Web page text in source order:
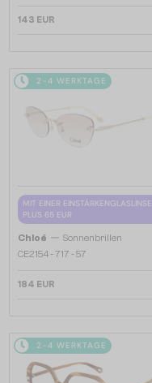
143 EUR
2-4 WERKTAGE
MIT EINER EINSTÄRKENGLASLINSE
PLUS 65 EUR
Chloé — Sonnenbrillen
CE2154 - 717 - 57
184 EUR
2-4 WERKTAGE